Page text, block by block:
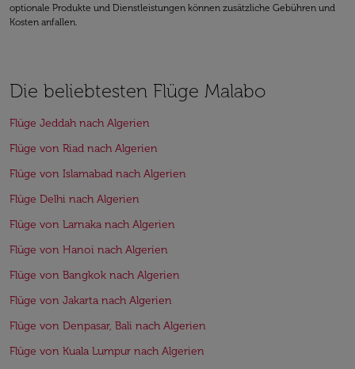
optionale Produkte und Dienstleistungen können zusätzliche Gebühren und
Kosten anfallen.
Die beliebtesten Flüge Malabo
Flüge Jeddah nach Algerien
Flüge von Riad nach Algerien
Flüge von Islamabad nach Algerien
Flüge Delhi nach Algerien
Flüge von Larnaka nach Algerien
Flüge von Hanoi nach Algerien
Flüge von Bangkok nach Algerien
Flüge von Jakarta nach Algerien
Flüge von Denpasar, Bali nach Algerien
Flüge von Kuala Lumpur nach Algerien